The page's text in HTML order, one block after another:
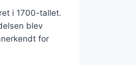
i 1700-tallet.
blev
for